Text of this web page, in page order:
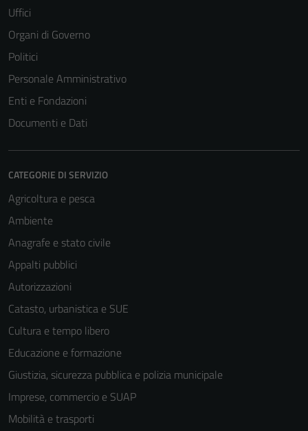
Uffici
Organi di Governo
Politici
Personale Amministrativo
Enti e Fondazioni
Documenti e Dati
CATEGORIE DI SERVIZIO
Agricoltura e pesca
Ambiente
Anagrafe e stato civile
Appalti pubblici
Autorizzazioni
Catasto, urbanistica e SUE
Cultura e tempo libero
Educazione e formazione
Giustizia, sicurezza pubblica e polizia municipale
Imprese, commercio e SUAP
Mobilità e trasporti
Questi cookie
sono necessari